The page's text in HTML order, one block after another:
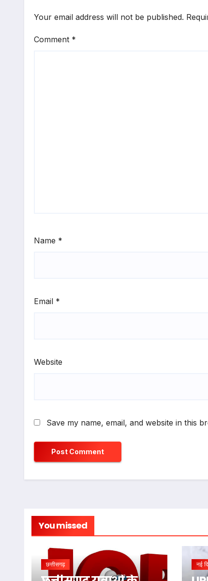
Your email address will not be published.
Comment *
Name *
Email *
Website
Save my name, email, and website in this
You missed
छत्तीसगढ़ नई